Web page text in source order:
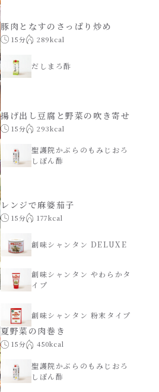
豚肉となすのさっぱり炒め
15分 289kcal
だしまろ酢
揚げ出し豆腐と野菜の吹き寄せ
15分 293kcal
聖護院かぶらのもみじおろ
しぽん酢
レンジで麻婆茄子
15分 177kcal
創味シャンタン DELUXE
創味シャンタン やわらかタ
イプ
創味シャンタン 粉末タイプ
夏野菜の肉巻き
15分 450kcal
聖護院かぶらのもみじおろ
しぽん酢